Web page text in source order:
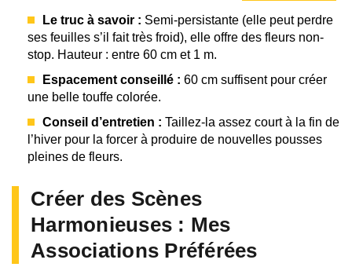
Le truc à savoir : Semi-persistante (elle peut perdre
ses feuilles s’il fait très froid), elle offre des fleurs non-
stop. Hauteur : entre 60 cm et 1 m.
Espacement conseillé : 60 cm suffisent pour créer
une belle touffe colorée.
Conseil d’entretien : Taillez-la assez court à la fin de
l’hiver pour la forcer à produire de nouvelles pousses
pleines de fleurs.
Créer des Scènes
Harmonieuses : Mes
Associations Préférées